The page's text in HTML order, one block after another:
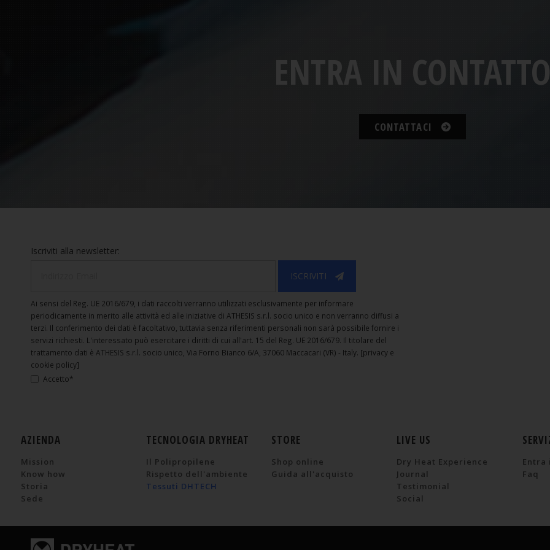
ENTRA IN
CONTATTACI
Iscriviti alla newsletter:
ISCRIVITI
Ai sensi del Reg. UE 2016/679, i dati raccolti verranno utilizzati esclusivamente per informare
periodicamente in merito alle attività ed alle iniziative di ATHESIS s.r.l. socio unico e non verranno diffusi a
terzi. Il conferimento dei dati è facoltativo, tuttavia senza riferimenti personali non sarà possibile fornire i
servizi richiesti. L'interessato può esercitare i diritti di cui all'art. 15 del Reg. UE 2016/679. Il titolare del
trattamento dati è ATHESIS s.r.l. socio unico, Via Forno Bianco 6/A, 37060 Maccacari (VR) - Italy. [privacy e
cookie policy]
Accetto*
AZIENDA
Mission
Know how
Storia
Sede
TECNOLOGIA DRYHEAT
Il Polipropilene
Rispetto dell'ambiente
Tessuti DHTECH
STORE
Shop online
Guida all'acquisto
LIVE US
Dry Heat Experience
Journal
Testimonial
Social
Entra
Faq